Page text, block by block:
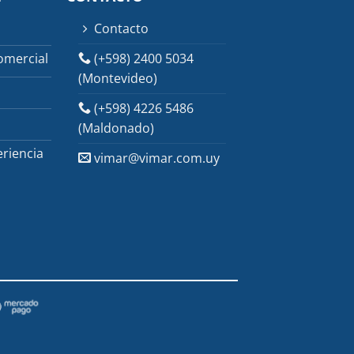
Contacto
(+598) 2400 5034
(Montevideo)
(+598) 4226 5486
(Maldonado)
vimar@vimar.com.uy